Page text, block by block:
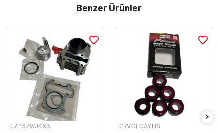
Benzer Ürünler
LZP3ZWJ4X3
C7VGFCAYDS